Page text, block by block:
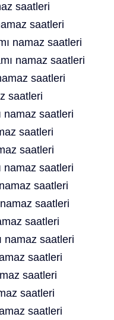
saatleri
saatleri
namaz saatleri
namaz saatleri
saatleri
saatleri
namaz saatleri
saatleri
saatleri
namaz saatleri
saatleri
saatleri
saatleri
namaz saatleri
saatleri
saatleri
saatleri
saatleri